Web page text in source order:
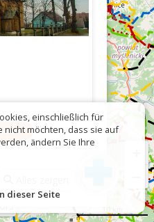
einschließlich für
nicht möchten, dass sie auf
ändern Sie Ihre
dieser Seite